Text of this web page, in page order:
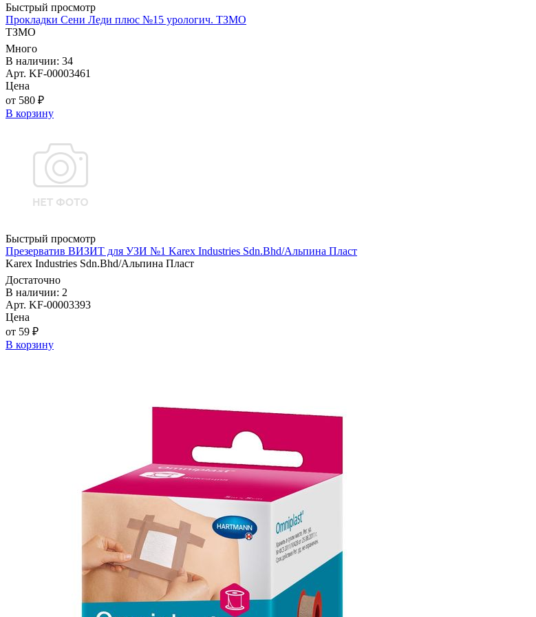
Быстрый просмотр
Прокладки Сени Леди плюс №15 урологич. ТЗМО
ТЗМО
Много
В наличии: 34
Арт. KF-00003461
Цена
от 580 ₽
В корзину
Быстрый просмотр
Презерватив ВИЗИТ для УЗИ №1 Karex Industries Sdn.Bhd/Альпина Пласт
Karex Industries Sdn.Bhd/Альпина Пласт
Достаточно
В наличии: 2
Арт. KF-00003393
Цена
от 59 ₽
В корзину